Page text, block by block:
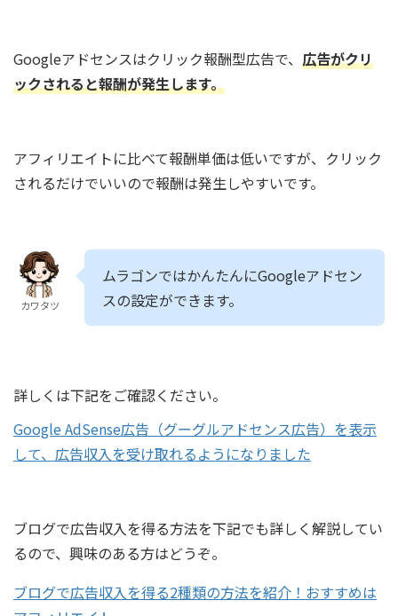
Googleアドセンスはクリック報酬型広告で、 広告がクリ
ックされると報酬が発生します。
アフィリエイトに比べて報酬単価は低いですが、クリック
されるだけでいいので報酬は発生しやすいです。
カワタツ
ムラゴンではかんたんにGoogleアドセン
スの設定ができます。
詳しくは下記をご確認ください。
Google AdSense広告（グーグルアドセンス広告）を表示
して、広告収入を受け取れるようになりました
ブログで広告収入を得る方法を下記でも詳しく解説してい
るので、興味のある方はどうぞ。
ブログで広告収入を得る2種類の方法を紹介！おすすめは